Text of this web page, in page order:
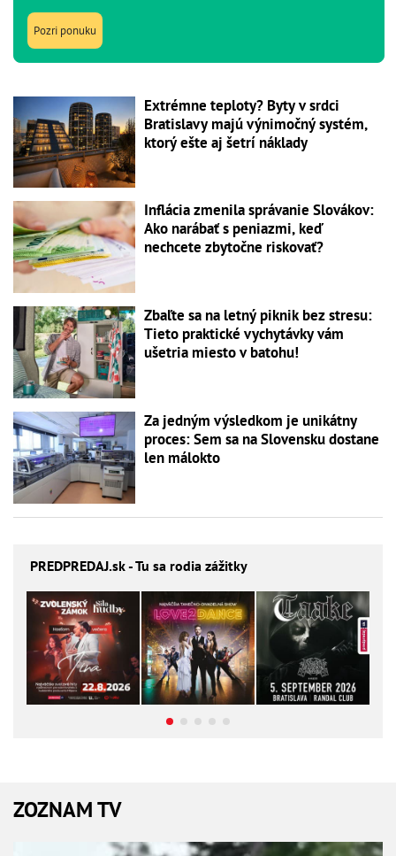
Pozri ponuku
Extrémne teploty? Byty v srdci
Bratislavy majú výnimočný systém,
ktorý ešte aj šetrí náklady
Inflácia zmenila správanie Slovákov:
Ako narábať s peniazmi, keď
nechcete zbytočne riskovať?
Zbaľte sa na letný piknik bez stresu:
Tieto praktické vychytávky vám
ušetria miesto v batohu!
Za jedným výsledkom je unikátny
proces: Sem sa na Slovensku dostane
len málokto
PREDPREDAJ.sk - Tu sa rodia zážitky
ZOZNAM TV